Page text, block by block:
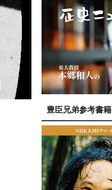
豊臣兄弟参考書籍